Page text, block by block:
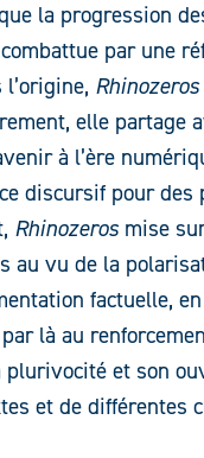
la progression
par une
Rhinozeros
elle partage
à l’ère
discursif pour
Rhinozeros mise
au vu de la
factuelle,
là au
plurivocité et son
et de différentes